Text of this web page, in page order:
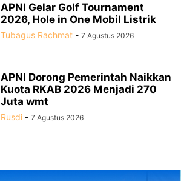
APNI Gelar Golf Tournament
2026, Hole in One Mobil Listrik
Tubagus Rachmat - 7 Agustus 2026
APNI Dorong Pemerintah Naikkan
Kuota RKAB 2026 Menjadi 270
Juta wmt
Rusdi - 7 Agustus 2026